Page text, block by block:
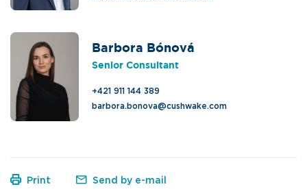
Barbora Bónová
Senior Consultant
+421 911 144 389
barbora.bonova@cushwake.com
Print Send by e-mail